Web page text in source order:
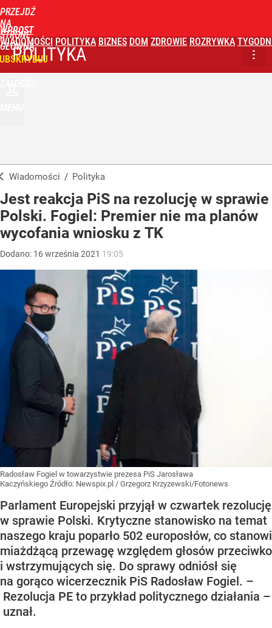
PRZEJDŹ
NA
STRONĘ
GŁÓWNĄ
WPROST
WIADOMOŚCI POLITYKA BIZNES DOM ZDROWIE ROZRYWKA
POLITYKA
Wiadomości / Polityka
Jest reakcja PiS na rezolucję w sprawie
Polski. Fogiel: Premier nie ma planów
wycofania wniosku z TK
Dodano: 16września 2021 19:05
Radosław Fogiel w towarzystwie prezesa PiS Jarosława
Kaczyńskiego Źródło: Newspix.pl / Grzegorz Krzyzewski/Fotonews
Parlament Europejski przyjął w czwartek rezolucję
w sprawie Polski. Krytyczne stanowisko na temat
naszego kraju poparło 502 europosłów, co stanowi
miażdżącą przewagę względem głosów przeciwko
i wstrzymujących się. Do sprawy odniósł się
na gorąco wicerzecznik PiS Radosław Fogiel. –
Rezolucja PE to przykład politycznego działania –
uznał.